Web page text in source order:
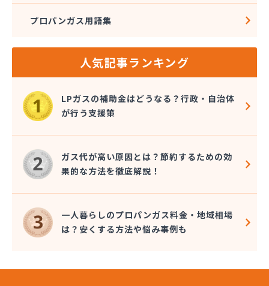
株式会社オーテック 西三河営業所
株式会社ガスキット
株式会社ガステム
株式会社ガスパル 岡崎販売所
株式会社カネコ
株式会社カネ庄
株式会社クラシアン岡崎支社
株式会社コクネ
株式会社コザカヤ 春日井営業所
株式会社コジマガス
株式会社コジマガス ライフアップサポート
株式会社コンプロ産工
株式会社シェル石油豊橋LPG充填工場
株式会社しんせきプロパン部
株式会社スギサン化学
株式会社スマイルガステクノロジー
プロパンガス用語集
人気記事ランキング
LPガスの補助金はどうなる？行政・自治体
が行う支援策
ガス代が高い原因とは？節約するための効
果的な方法を徹底解説！
一人暮らしのプロパンガス料金・地域相場
は？安くする方法や悩み事例も